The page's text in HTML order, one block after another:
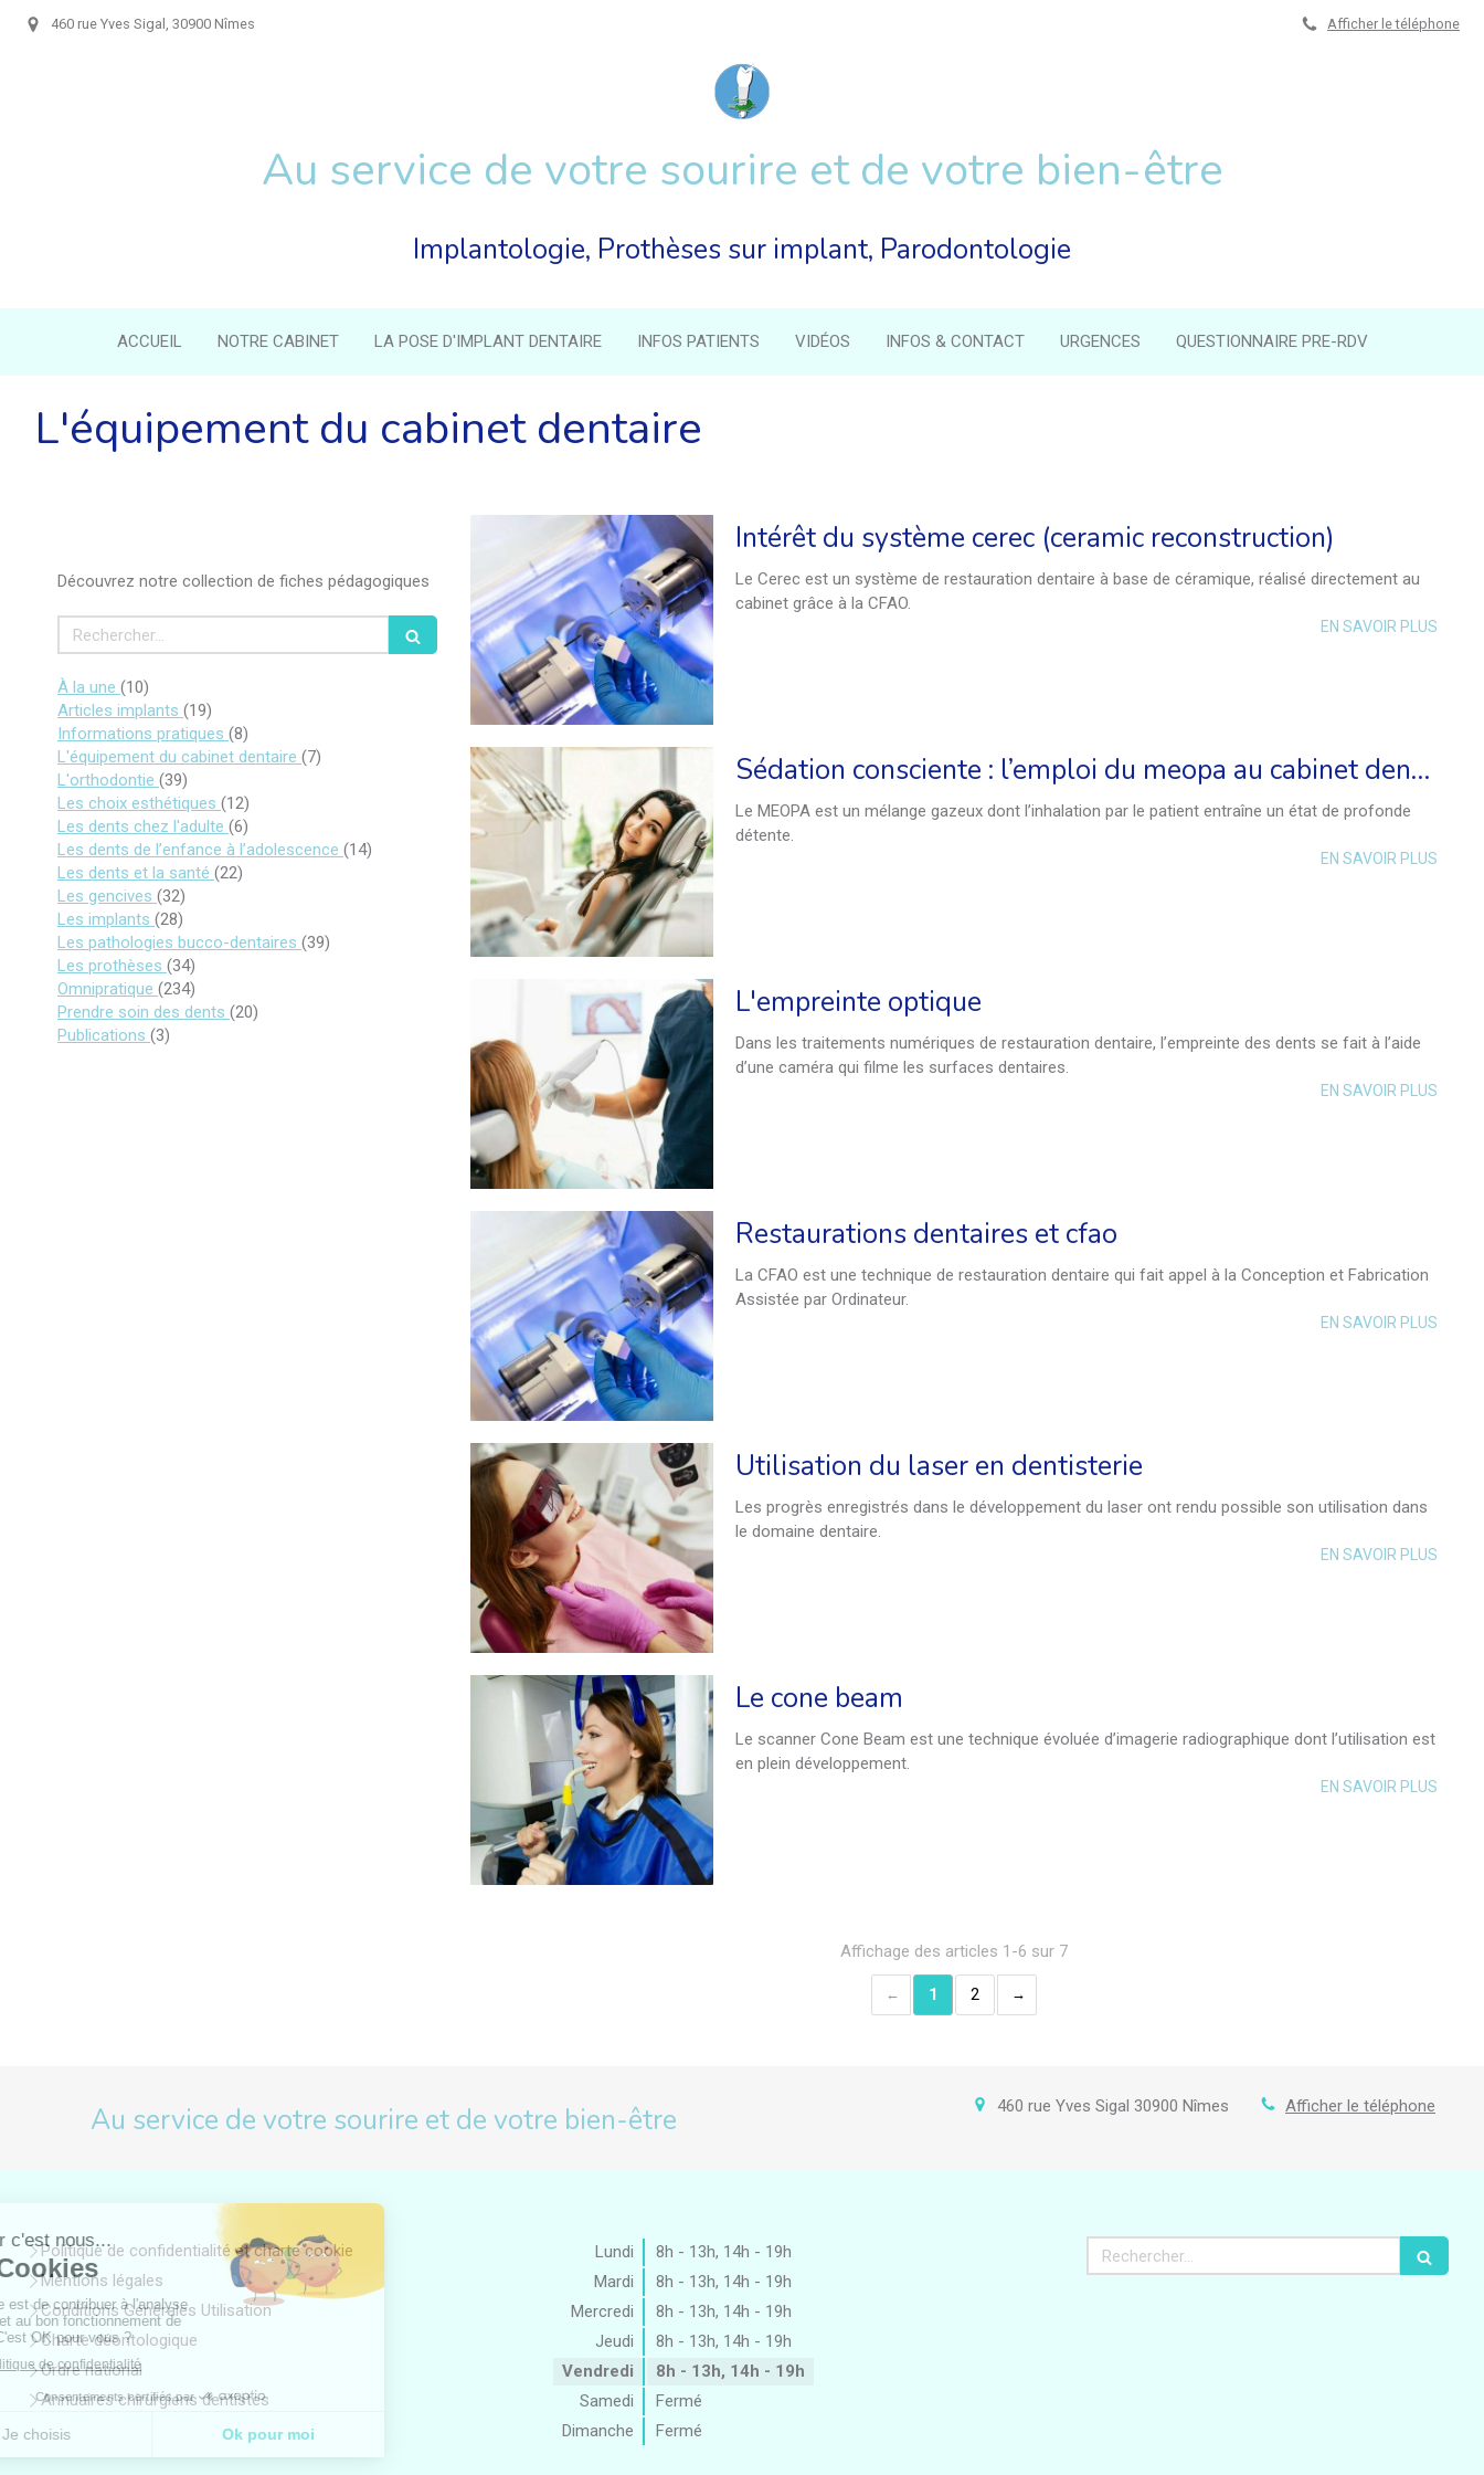
460 rue Yves Sigal, 30900 Nîmes Afficher le téléphone
ACCUEIL NOTRE CABINET LA POSE D'IMPLANT DENTAIRE INFOS PATIENTS VIDÉOS INFOS & CONTACT URGENCES QUESTIONNAIRE PRE-RDV
Au service de votre sourire et de votre bien-être
Implantologie, Prothèses sur implant, Parodontologie
L'équipement du cabinet dentaire
Intérêt du système cerec (ceramic reconstruction)
Le Cerec est un système de restauration dentaire à base de céramique, réalisé directement au
cabinet grâce à la CFAO.
EN SAVOIR PLUS
Sédation consciente : l’emploi du meopa au cabinet dentaire
Le MEOPA est un mélange gazeux dont l’inhalation par le patient entraîne un état de profonde
détente.
EN SAVOIR PLUS
L'empreinte optique
Dans les traitements numériques de restauration dentaire, l’empreinte des dents se fait à l’aide
d’une caméra qui filme les surfaces dentaires.
EN SAVOIR PLUS
Restaurations dentaires et cfao
La CFAO est une technique de restauration dentaire qui fait appel à la Conception et Fabrication
Assistée par Ordinateur.
EN SAVOIR PLUS
Utilisation du laser en dentisterie
Les progrès enregistrés dans le développement du laser ont rendu possible son utilisation dans
le domaine dentaire.
EN SAVOIR PLUS
Le cone beam
Le scanner Cone Beam est une technique évoluée d’imagerie radiographique dont l’utilisation est
en plein développement.
EN SAVOIR PLUS
Affichage des articles 1-6 sur 7
1 2
Découvrez notre collection de fiches pédagogiques
Rechercher
À la une (10)
Articles implants (19)
Informations pratiques (8)
L'équipement du cabinet dentaire (7)
L'orthodontie (39)
Les choix esthétiques (12)
Les dents chez l'adulte (6)
Les dents de l’enfance à l’adolescence (14)
Les dents et la santé (22)
Les gencives (32)
Les implants (28)
Les pathologies bucco-dentaires (39)
Les prothèses (34)
Omnipratique (234)
Prendre soin des dents (20)
Publications (3)
Au service de votre sourire et de votre bien-être 460 rue Yves Sigal 30900 Nîmes Afficher le téléphone
Politique de confidentialité et charte cookie
Mentions légales
Conditions Générales Utilisation
Charte déontologique
Ordre national
Annuaires chirurgiens dentistes
Lundi 8h - 13h, 14h - 19h
Mardi
8h - 13h, 14h - 19h
Mercredi
8h - 13h, 14h - 19h
Jeudi
8h - 13h, 14h - 19h
Vendredi
8h - 13h, 14h - 19h
Samedi
Fermé
Dimanche
Fermé
Rechercher